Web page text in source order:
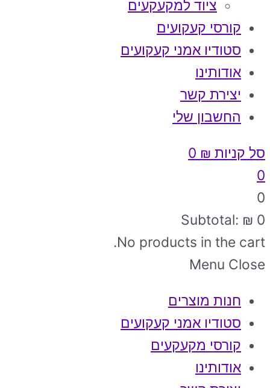
ציוד למקעקעים
קורסי קעקועים
סטודיו אמני קעקועים
אודותינו
יצירת קשר
החשבון שלי
סל קניות ₪
0
0
Subtotal: ₪ 0
No products in the cart.
Menu Close
חנות מוצרים
סטודיו אמני קעקועים
קורסי מקעקעים
אודותינו